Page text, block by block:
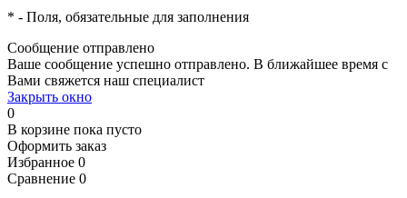
* - Поля, обязательные для заполнения
Сообщение отправлено
Ваше сообщение успешно отправлено. В ближайшее время с
Вами свяжется наш специалист
Закрыть окно
0
В корзине пока пусто
Оформить заказ
Избранное 0
Сравнение 0